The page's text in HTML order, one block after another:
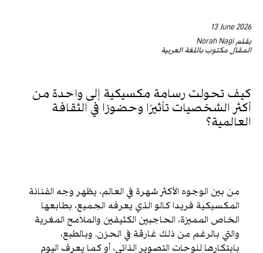
13 June 2026
بقلم Norah Nagi
المقال مكتوب باللغة العربية
كيف تحولت رسامة مكسيكية إلى واحدة من
أكثر الشخصيات تأثيرًا وحضورًا في الثقافة
العالمية؟
من بين الوجوه الأكثر شهرة في العالم، يظهر وجه الفنانة
المكسيكية فريدا كالو الذي يعرفه الجميع، بطابعها
الخاص المميزة، الحاجبين الكثيفين والملامح المغرية
والتي بالرغم من ذلك غارقة في الحزن. وبالطبع،
بابتكارها للوحات التصوير الذاتي، أو كما يعرف اليوم